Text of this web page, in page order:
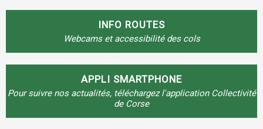
INFO ROUTES
Webcams et accessibilité des cols
APPLI SMARTPHONE
Pour suivre nos actualités, téléchargez l'application Collectivité
de Corse